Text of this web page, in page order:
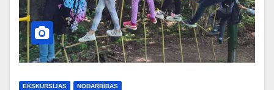
EKSKURSIJAS NODARBĪBAS